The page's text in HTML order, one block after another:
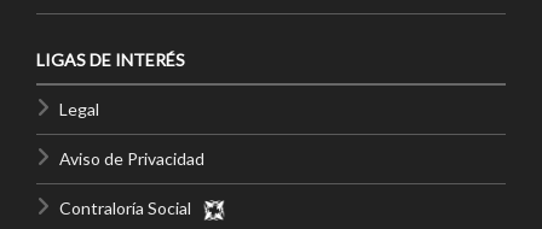
LIGAS DE INTERÉS
Legal
Aviso de Privacidad
Contraloría Social